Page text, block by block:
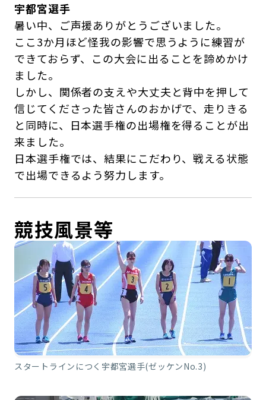
宇都宮選手
暑い中、ご声援ありがとうございました。
ここ3か月ほど怪我の影響で思うように練習が
できておらず、この大会に出ることを諦めかけ
ました。
しかし、関係者の支えや大丈夫と背中を押して
信じてくださった皆さんのおかげで、走りきる
と同時に、日本選手権の出場権を得ることが出
来ました。
日本選手権では、結果にこだわり、戦える状態
で出場できるよう努力します。
競技風景等
スタートラインにつく宇都宮選手(ゼッケンNo.3)